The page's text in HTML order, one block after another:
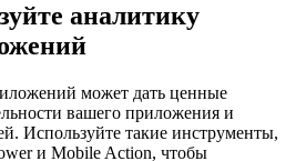
аналитику
может дать ценные
вашего приложения и
Используйте такие инструменты,
и Mobile Action, чтобы